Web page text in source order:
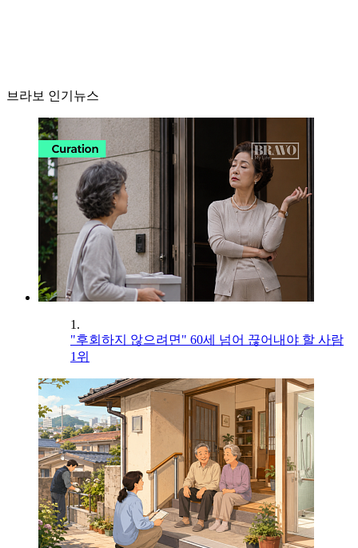
브라보 인기뉴스
1.
"후회하지 않으려면" 60세 넘어 끊어내야 할 사람
1위